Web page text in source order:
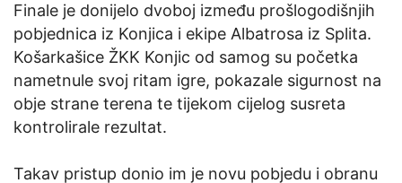
Finale je donijelo dvoboj između prošlogodišnjih
pobjednica iz Konjica i ekipe Albatrosa iz Splita.
Košarkašice ŽKK Konjic od samog su početka
nametnule svoj ritam igre, pokazale sigurnost na
obje strane terena te tijekom cijelog susreta
kontrolirale rezultat.
Takav pristup donio im je novu pobjedu i obranu